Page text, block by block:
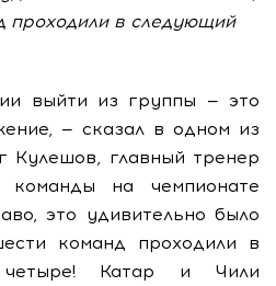
проходили в следующий
выйти из группы — это
— сказал в одном из
Кулешов, главный тренер
команды на чемпионате
это удивительно было
команд проходили в
Катар и Чили